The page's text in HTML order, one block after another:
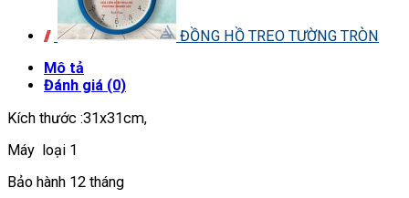
ĐỒNG HỒ TREO TƯỜNG TRÒN
Mô tả
Đánh giá (0)
Kích thước :31x31cm,
Máy loại 1
Bảo hành 12 tháng